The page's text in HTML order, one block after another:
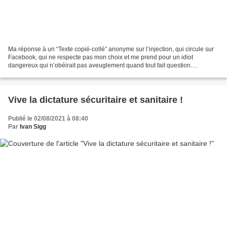
Ma réponse à un “Texte copié-collé” anonyme sur l’injection, qui circule sur
Facebook, qui ne respecte pas mon choix et me prend pour un idiot
dangereux qui n’obéirait pas aveuglement quand tout fait question.
Vive la dictature sécuritaire et sanitaire !
Publié le 02/08/2021 à 08:40
Par Ivan Sigg